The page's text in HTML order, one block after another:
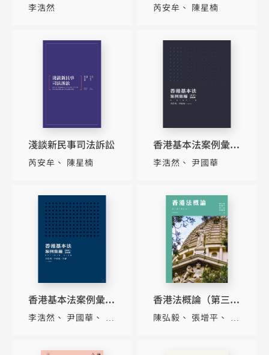
李浩然
（How to Be an
芮安牟 陳星楠
淺談新民事司法訴訟
芮安牟 陳星楠
香港基本法案例彙編
（1997-2010）（第
李浩然 尹國華
香港基本法案例彙編
（1997-2010）（第
李浩然 尹國華
王
香港法概論（第三
版）（修訂版）
陳弘毅 張增平
陳